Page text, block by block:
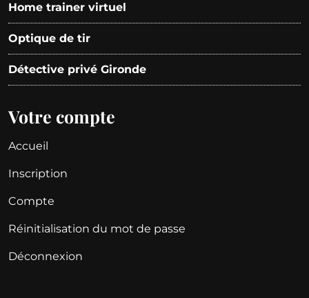
Home trainer virtuel
Optique de tir
Détective privé Gironde
Votre compte
Accueil
Inscription
Compte
Réinitialisation du mot de passe
Déconnexion